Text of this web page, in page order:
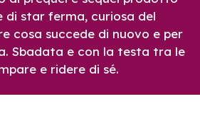
di star ferma, curiosa del
cosa succede di nuovo e per
Sbadata e con la testa tra le
e ridere di sé.